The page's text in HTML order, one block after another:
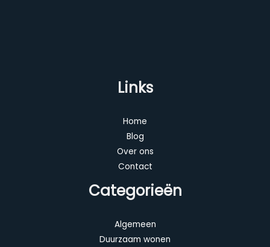
Links
Home
Blog
Over ons
Contact
Categorieën
Algemeen
Duurzaam wonen